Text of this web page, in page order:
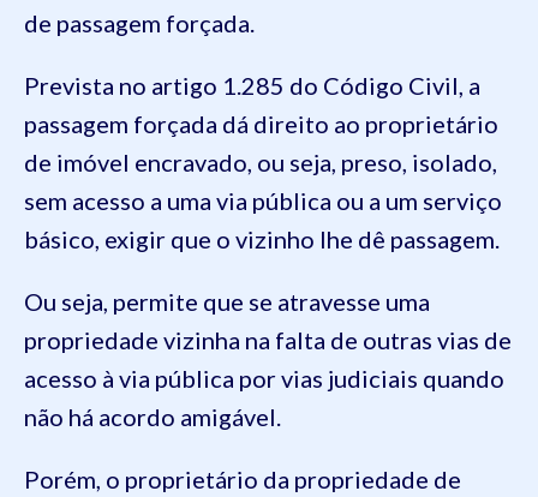
de passagem forçada.
Prevista no artigo 1.285 do Código Civil, a
passagem forçada dá direito ao proprietário
de imóvel encravado, ou seja, preso, isolado,
sem acesso a uma via pública ou a um serviço
básico, exigir que o vizinho lhe dê passagem.
Ou seja, permite que se atravesse uma
propriedade vizinha na falta de outras vias de
acesso à via pública por vias judiciais quando
não há acordo amigável.
Porém, o proprietário da propriedade de